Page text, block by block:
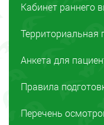
Кабинет раннего
Территориальная
Анкета для
Правила
Перечень